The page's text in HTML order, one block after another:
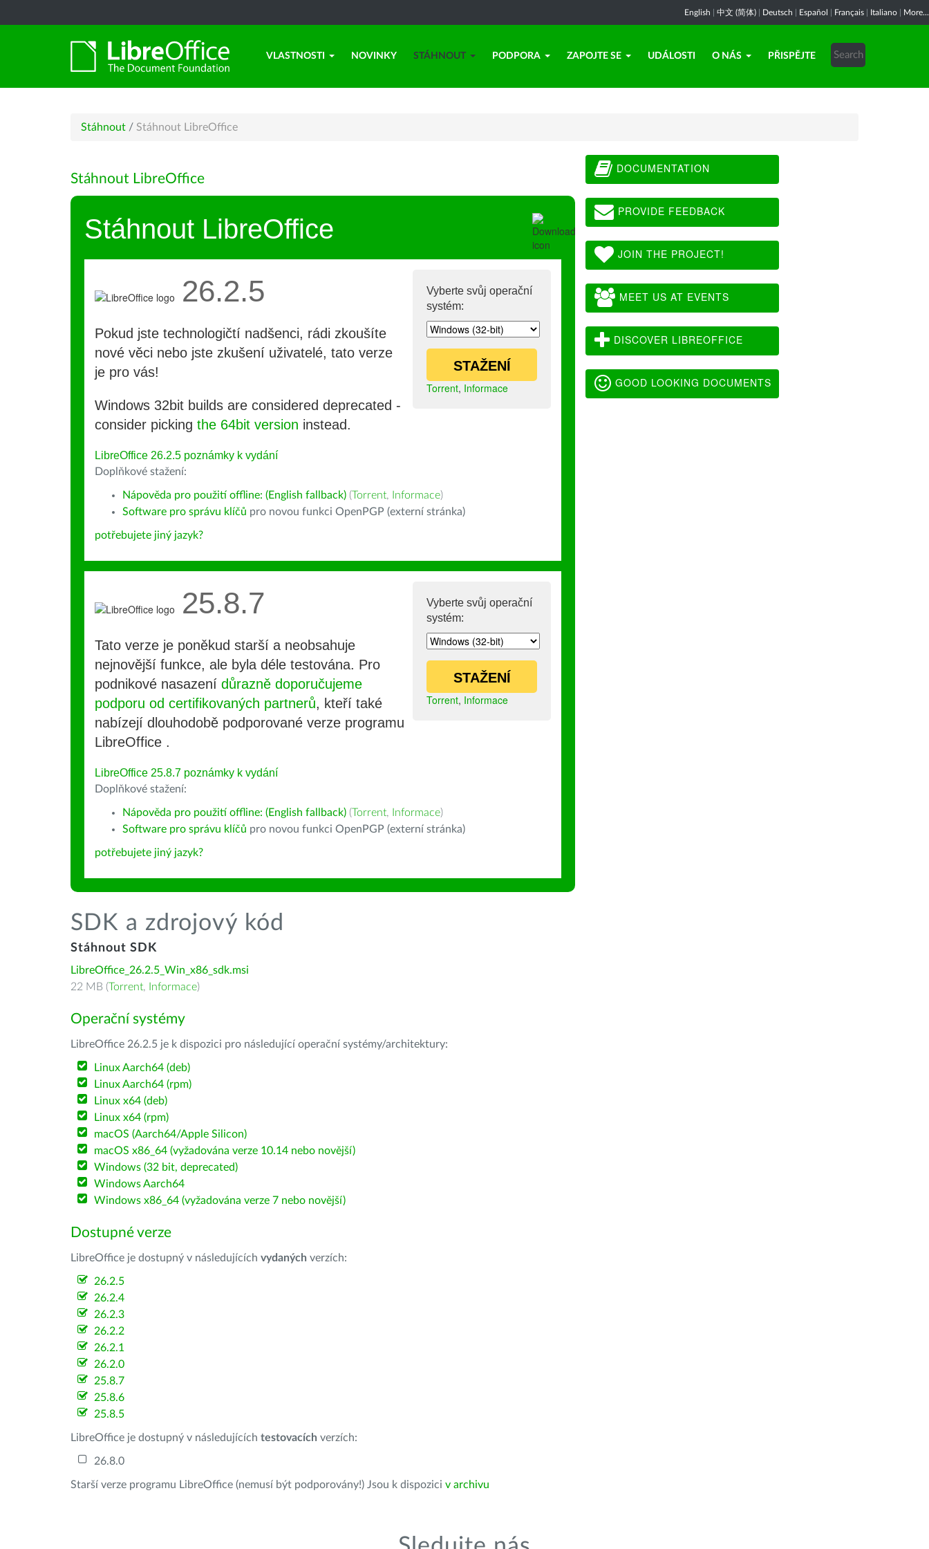
English 中文 (简体) Deutsch Español Français Italiano More...
VLASTNOSTI NOVINKY STÁHNOUT PODPORA ZAPOJTE SE UDÁLOSTI O NÁS PŘISPĚJTE
Stáhnout / Stáhnout LibreOffice
Stáhnout LibreOffice
Stáhnout LibreOffice
Vyberte svůj operační
systém:
STAŽENÍ
Torrent, Informace
26.2.5
Pokud jste technologičtí nadšenci, rádi zkoušíte
nové věci nebo jste zkušení uživatelé, tato verze
je pro vás!
Windows 32bit builds are considered deprecated -
consider picking the 64bit version instead.
LibreOffice 26.2.5 poznámky k vydání
Doplňkové stažení:
Nápověda pro použití offline: (English fallback) (Torrent, Informace)
Software pro správu klíčů pro novou funkci OpenPGP (externí stránka)
potřebujete jiný jazyk?
Vyberte svůj operační
systém:
STAŽENÍ
Torrent, Informace
25.8.7
Tato verze je poněkud starší a neobsahuje
nejnovější funkce, ale byla déle testována. Pro
podnikové nasazení důrazně doporučujeme
podporu od certifikovaných partnerů, kteří také
nabízejí dlouhodobě podporované verze programu
LibreOffice .
LibreOffice 25.8.7 poznámky k vydání
Doplňkové stažení:
Nápověda pro použití offline: (English fallback) (Torrent, Informace)
Software pro správu klíčů pro novou funkci OpenPGP (externí stránka)
potřebujete jiný jazyk?
SDK a zdrojový kód
Stáhnout SDK
LibreOffice_26.2.5_Win_x86_sdk.msi
22 MB (Torrent, Informace)
Operační systémy
LibreOffice 26.2.5 je k dispozici pro následující operační systémy/architektury:
Linux Aarch64 (deb)
Linux Aarch64 (rpm)
Linux x64 (deb)
Linux x64 (rpm)
macOS (Aarch64/Apple Silicon)
macOS x86_64 (vyžadována verze 10.14 nebo novější)
Windows (32 bit, deprecated)
Windows Aarch64
Windows x86_64 (vyžadována verze 7 nebo novější)
Dostupné verze
LibreOffice je dostupný v následujících vydaných verzích:
26.2.5
26.2.4
26.2.3
26.2.2
26.2.1
26.2.0
25.8.7
25.8.6
25.8.5
LibreOffice je dostupný v následujících testovacích verzích:
26.8.0
Starší verze programu LibreOffice (nemusí být podporovány!) Jsou k dispozici v archivu
DOCUMENTATION
PROVIDE FEEDBACK
JOIN THE PROJECT!
MEET US AT EVENTS
DISCOVER LIBREOFFICE
GOOD LOOKING DOCUMENTS